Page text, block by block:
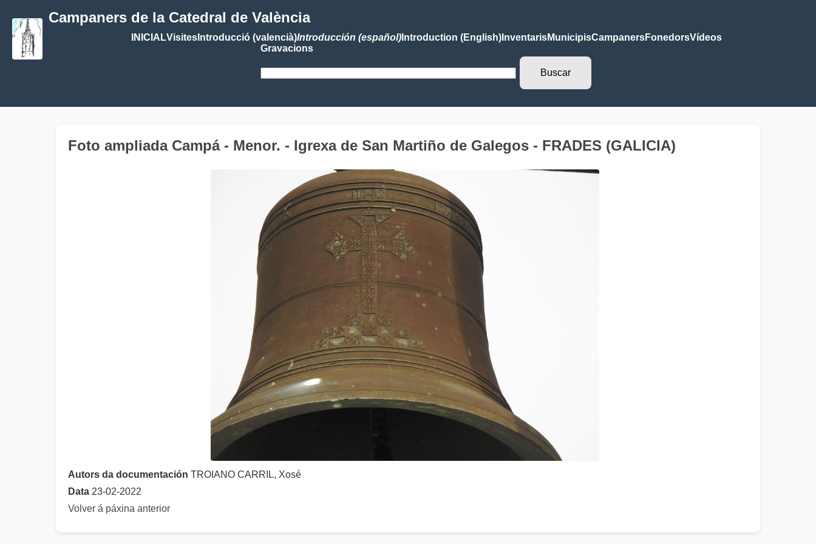
Campaners de la Catedral de València
INICIALVisitesIntroducció (valencià)Introducción (español)Introduction (English)InventarisMunicipisCampanersFonedorsVídeos
Gravacions
Foto ampliada Campá - Menor. - Igrexa de San Martiño de Galegos - FRADES (GALICIA)
Autors da documentación TROIANO CARRIL, Xosé
Data 23-02-2022
Volver á páxina anterior